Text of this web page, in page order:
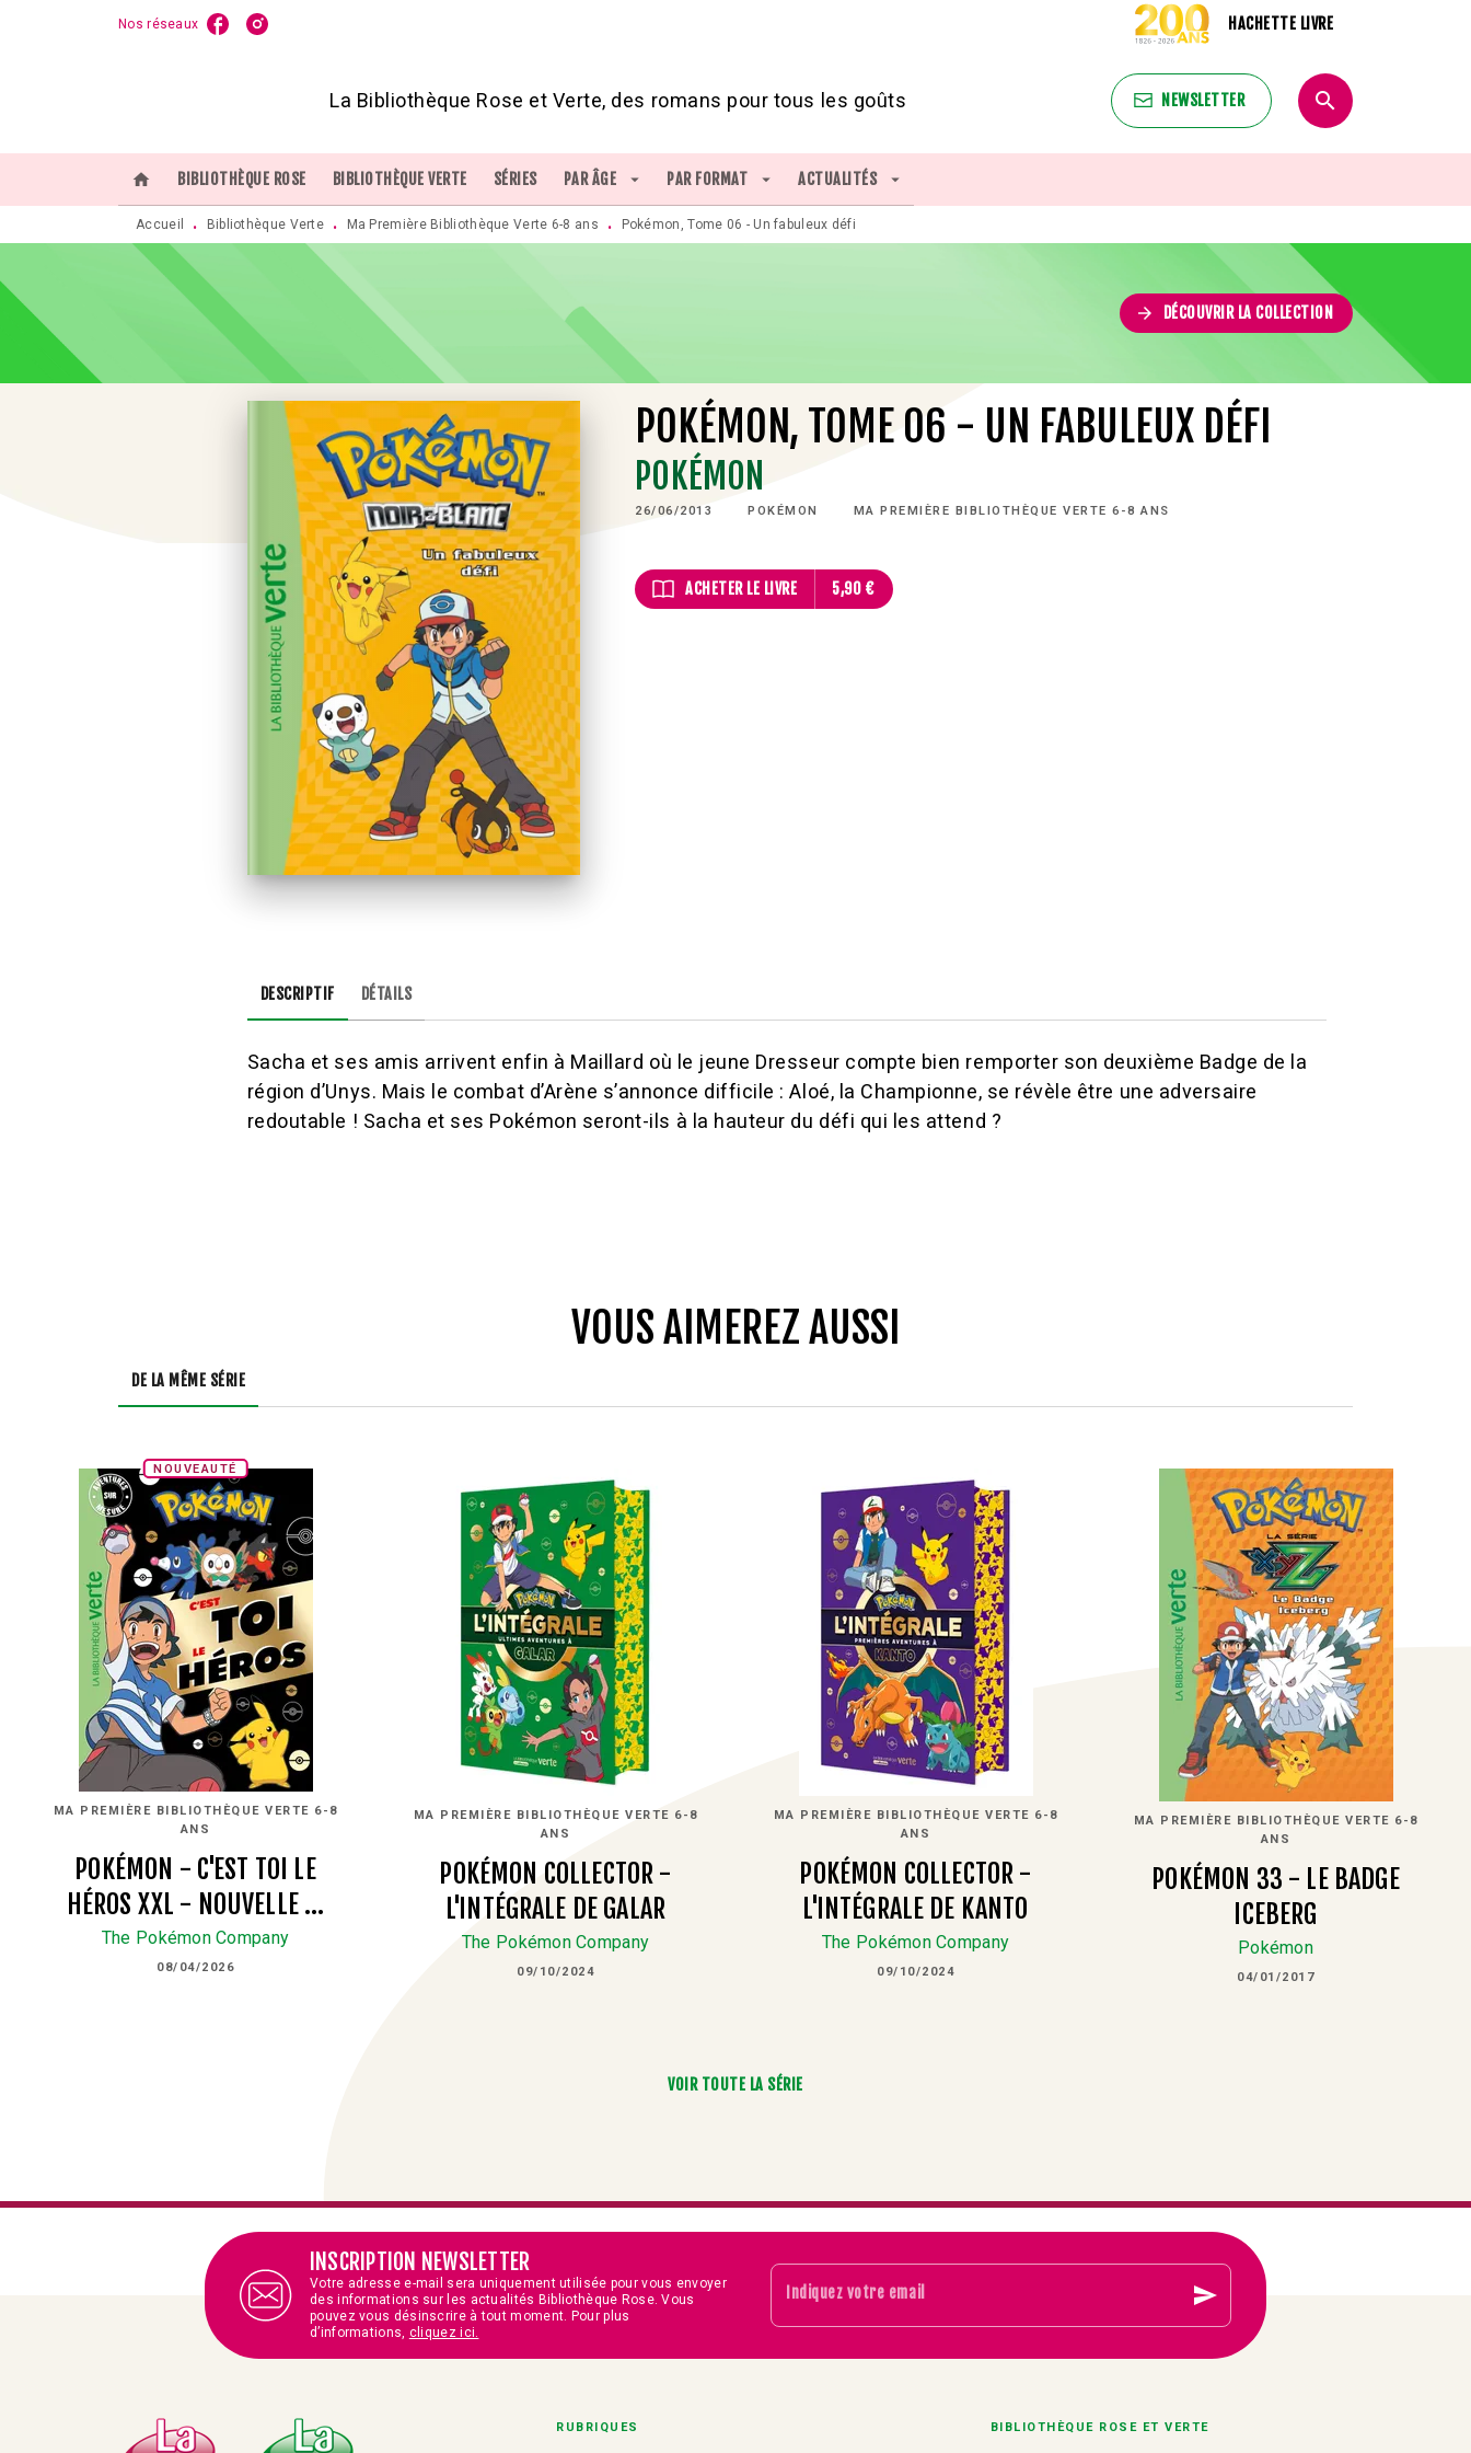
RECHERCHE
Nos réseaux HACHETTE LIVRE
La Bibliothèque Rose et Verte, des romans pour tous les goûts NEWSLETTER search
home BIBLIOTHÈQUE ROSE BIBLIOTHÈQUE VERTE SÉRIES PAR ÂGE arrow_drop_down PAR FORMAT arrow_drop_down ACTUALITÉS arrow_drop_down
search
Accueil • Bibliothèque Verte • Ma Première Bibliothèque Verte 6-8 ans • Pokémon, Tome 06 - Un fabuleux défi
arrow_forward DÉCOUVRIR LA COLLECTION
POKÉMON, TOME 06 - UN FABULEUX DÉFI
POKÉMON
26/06/2013 POKÉMON MA PREMIÈRE BIBLIOTHÈQUE VERTE 6-8 ANS
ACHETER LE LIVRE 5,90 €
DESCRIPTIF DÉTAILS
Sacha et ses amis arrivent enfin à Maillard où le jeune Dresseur compte bien remporter son deuxième Badge de la
région d’Unys. Mais le combat d’Arène s’annonce difficile : Aloé, la Championne, se révèle être une adversaire
redoutable ! Sacha et ses Pokémon seront-ils à la hauteur du défi qui les attend ?
VOUS AIMEREZ AUSSI
DE LA MÊME SÉRIE
NOUVEAUTÉ
MA PREMIÈRE BIBLIOTHÈQUE VERTE 6-8
ANS
POKÉMON - C'EST TOI LE
HÉROS XXL - NOUVELLE …
The Pokémon Company
08/04/2026
MA PREMIÈRE BIBLIOTHÈQUE VERTE 6-8
ANS
POKÉMON COLLECTOR -
L'INTÉGRALE DE GALAR
The Pokémon Company
09/10/2024
MA PREMIÈRE BIBLIOTHÈQUE VERTE 6-8
ANS
POKÉMON COLLECTOR -
L'INTÉGRALE DE KANTO
The Pokémon Company
09/10/2024
MA PREMIÈRE BIBLIOTHÈQUE VERTE 6-8
ANS
POKÉMON 33 - LE BADGE
ICEBERG
Pokémon
04/01/2017
VOIR TOUTE LA SÉRIE
INSCRIPTION NEWSLETTER
Votre adresse e-mail sera uniquement utilisée pour vous envoyer
des informations sur les actualités Bibliothèque Rose. Vous
pouvez vous désinscrire à tout moment. Pour plus
d’informations, cliquez ici.
Indiquez votre email send
RUBRIQUES BIBLIOTHÈQUE ROSE ET VERTE